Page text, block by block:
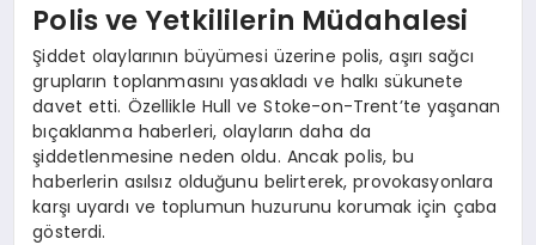
Polis ve Yetkililerin Müdahalesi
Şiddet olaylarının büyümesi üzerine polis, aşırı sağcı
grupların toplanmasını yasakladı ve halkı sükunete
davet etti. Özellikle Hull ve Stoke-on-Trent’te yaşanan
bıçaklanma haberleri, olayların daha da
şiddetlenmesine neden oldu. Ancak polis, bu
haberlerin asılsız olduğunu belirterek, provokasyonlara
karşı uyardı ve toplumun huzurunu korumak için çaba
gösterdi.